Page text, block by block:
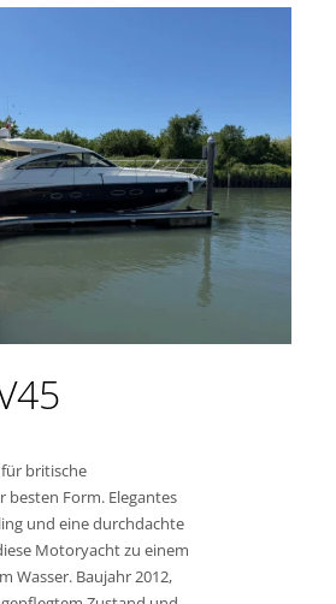
für britische
Form. Elegantes
und eine durchdachte
Motoryacht zu einem
Wasser. Baujahr 2012,